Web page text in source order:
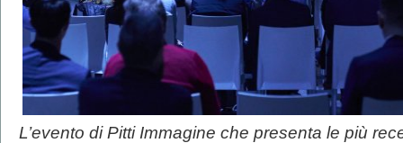
L’evento di Pitti Immagine che presenta le più